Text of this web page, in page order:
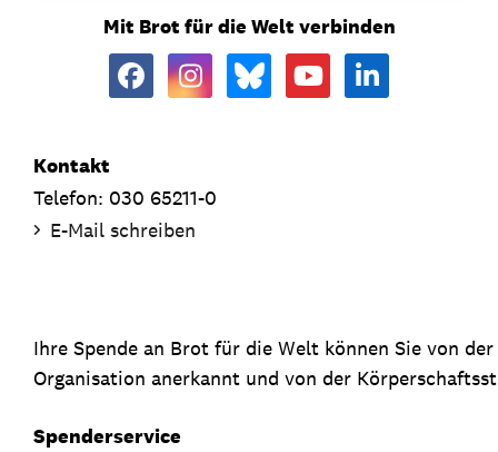
Mit Brot für die Welt verbinden
Kontakt
Telefon: 030 65211-0
E-Mail schreiben
Ihre Spende an Brot für die Welt können Sie von
Organisation anerkannt und von der
Spenderservice